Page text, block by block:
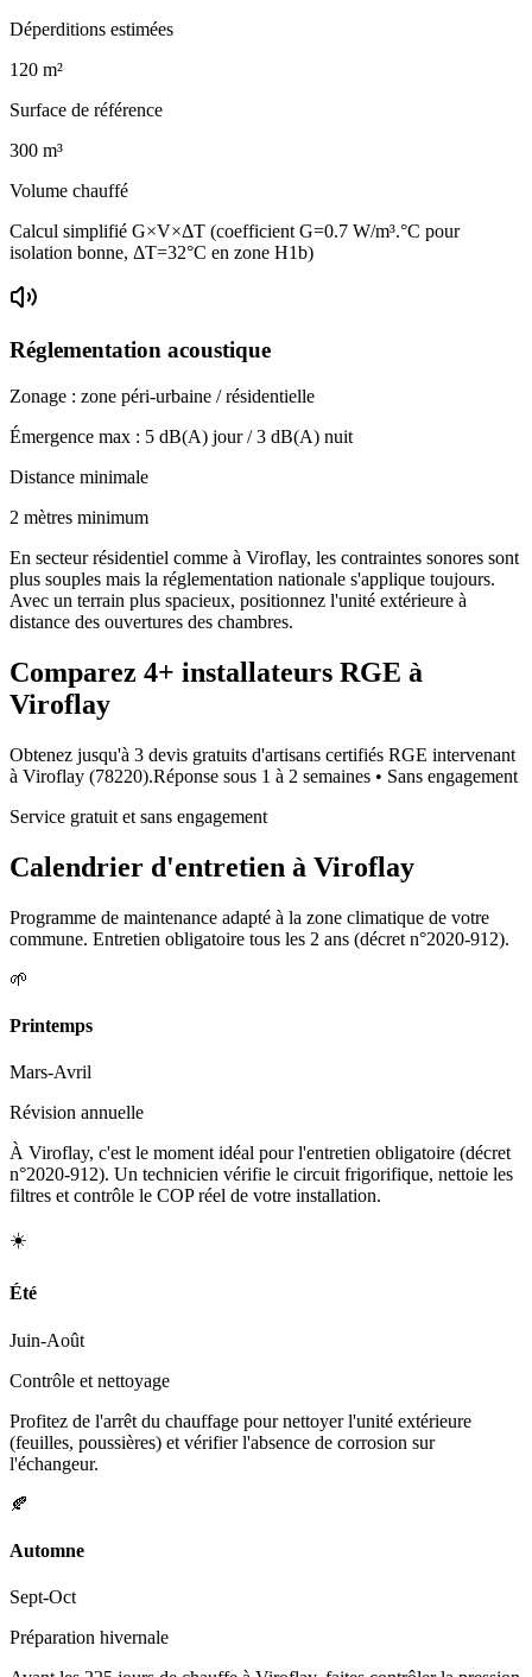
Déperditions estimées
120 m²
Surface de référence
300 m³
Volume chauffé
Calcul simplifié G×V×ΔT (coefficient G=0.7 W/m³.°C pour
isolation bonne, ΔT=32°C en zone H1b)
Réglementation acoustique
Zonage : zone péri-urbaine / résidentielle
Émergence max : 5 dB(A) jour /3 dB(A) nuit
Distance minimale
2 mètres minimum
En secteur résidentiel comme à Viroflay, les contraintes sonores sont
plus souples mais la réglementation nationale s'applique toujours.
Avec un terrain plus spacieux, positionnez l'unité extérieure à
distance des ouvertures des chambres.
Comparez 4+ installateurs RGE à
Viroflay
Obtenez jusqu'à 3 devis gratuits d'artisans certifiés RGE intervenant
à Viroflay (78220).Réponse sous 1 à 2 semaines • Sans engagement
Service gratuit et sans engagement
Calendrier d'entretien à Viroflay
Programme de maintenance adapté à la zone climatique de votre
commune. Entretien obligatoire tous les 2 ans (décret n°2020-912).
🌱
Printemps
Mars-Avril
Révision annuelle
À Viroflay, c'est le moment idéal pour l'entretien obligatoire (décret
n°2020-912). Un technicien vérifie le circuit frigorifique, nettoie les
filtres et contrôle le COP réel de votre installation.
☀️
Été
Juin-Août
Contrôle et nettoyage
Profitez de l'arrêt du chauffage pour nettoyer l'unité extérieure
(feuilles, poussières) et vérifier l'absence de corrosion sur
l'échangeur.
🍂
Automne
Sept-Oct
Préparation hivernale